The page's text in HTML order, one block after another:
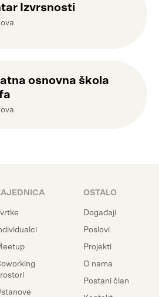
Izvrsnosti
osnovna škola
Tvrtke
OSTALO
Događaji
Poslovi
Projekti
O nama
Postani član